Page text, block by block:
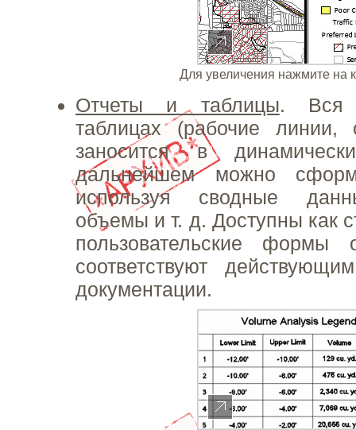
Для увеличения нажмите на
Отчеты и таблицы. Вся
таблицах (рабочие
заносится в
дальнейшем можно
используя сводные
объемы и т. д. Доступны как
пользовательские формы
соответствуют
документации.